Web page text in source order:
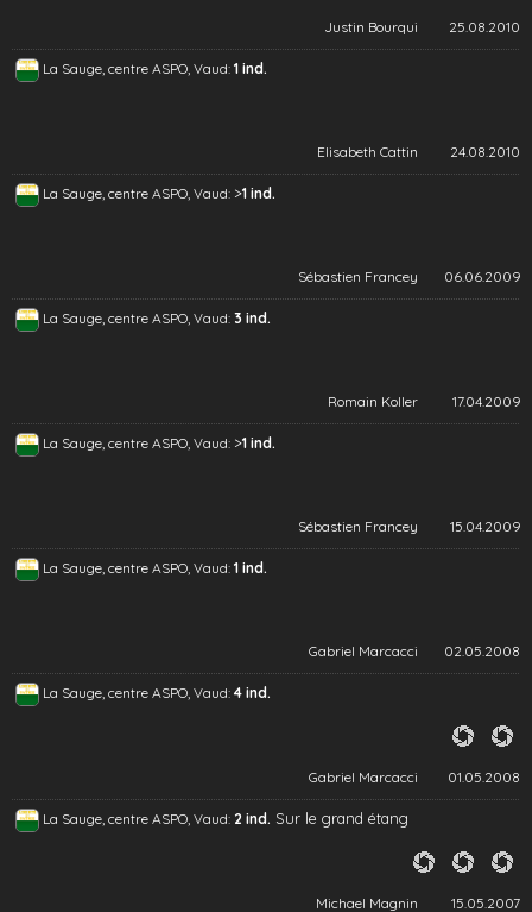
Justin Bourqui 25.08.2010
La Sauge, centre ASPO, Vaud: 1 ind.
Elisabeth Cattin 24.08.2010
La Sauge, centre ASPO, Vaud: >1 ind.
Sébastien Francey 06.06.2009
La Sauge, centre ASPO, Vaud: 3 ind.
Romain Koller 17.04.2009
La Sauge, centre ASPO, Vaud: >1 ind.
Sébastien Francey 15.04.2009
La Sauge, centre ASPO, Vaud: 1 ind.
Gabriel Marcacci 02.05.2008
La Sauge, centre ASPO, Vaud: 4 ind.
Gabriel Marcacci 01.05.2008
La Sauge, centre ASPO, Vaud: 2 ind. Sur le grand étang
Michael Magnin 15.05.2007